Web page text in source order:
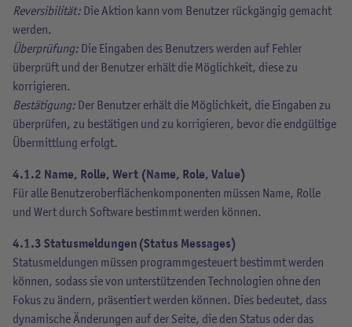
Reversibilität: Die Aktion kann vom Benutzer rückgängig gemacht
werden.
Überprüfung: Die Eingaben des Benutzers werden auf Fehler
überprüft und der Benutzer erhält die Möglichkeit, diese zu
korrigieren.
Bestätigung: Der Benutzer erhält die Möglichkeit, die Eingaben zu
überprüfen, zu bestätigen und zu korrigieren, bevor die endgültige
Übermittlung erfolgt.
4.1.2 Name, Rolle, Wert (Name, Role, Value)
Für alle Benutzeroberflächenkomponenten müssen Name, Rolle
und Wert durch Software bestimmt werden können.
4.1.3 Statusmeldungen (Status Messages)
Statusmeldungen müssen programmgesteuert bestimmt werden
können, sodass sie von unterstützenden Technologien ohne den
Fokus zu ändern, präsentiert werden können. Dies bedeutet, dass
dynamische Änderungen auf der Seite, die den Status oder das